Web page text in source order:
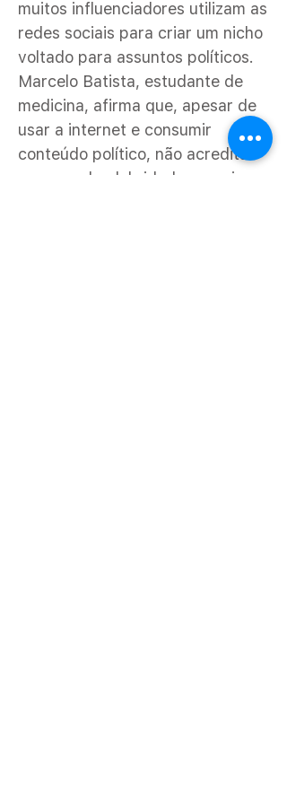
muitos influenciadores utilizam as
redes sociais para criar um nicho
voltado para assuntos políticos.
Marcelo Batista, estudante de
medicina, afirma que, apesar de
usar a internet e consumir
conteúdo político, não acredita
que as subcelebridades precisam